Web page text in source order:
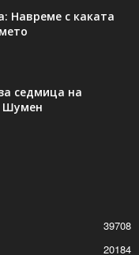
Навреме с каката
седмица на
Шумен
39708
20184